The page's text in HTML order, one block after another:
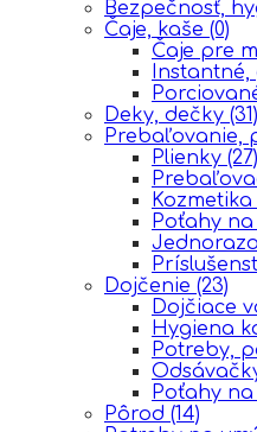
Bezpečnosť,
Čaje, kaše (0)
Čaje pre
Instantné,
Deky, dečky (31)
Prebaľovanie,
Plienky (27)
Kozmetika
Poťahy
Dojčenie (23)
Dojčiace
Hygiena
Potreby,
Poťahy
Pôrod (14)